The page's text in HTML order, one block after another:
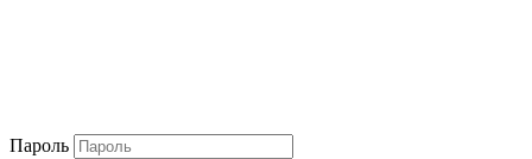
Пароль